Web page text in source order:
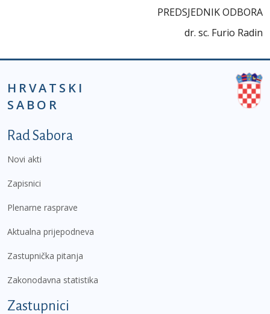
PREDSJEDNIK ODBORA
dr. sc. Furio Radin
HRVATSKI
SABOR
Podnožje prvi izbornik
Rad Sabora
Novi akti
Zapisnici
Plenarne rasprave
Aktualna prijepodneva
Zastupnička pitanja
Zakonodavna statistika
Zastupnici